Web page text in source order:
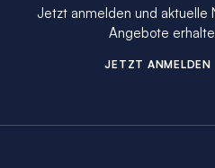
Jetzt anmelden und aktuelle
Angebote
JETZT ANMELDEN